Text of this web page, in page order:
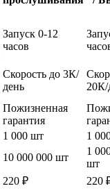
Запуск 0-12
часов
Скорость до 3К/
день
20К/
Пожизненная
гарантия
1 000 шт
1
10 000 000 шт
1
шт
220 ₽ 220